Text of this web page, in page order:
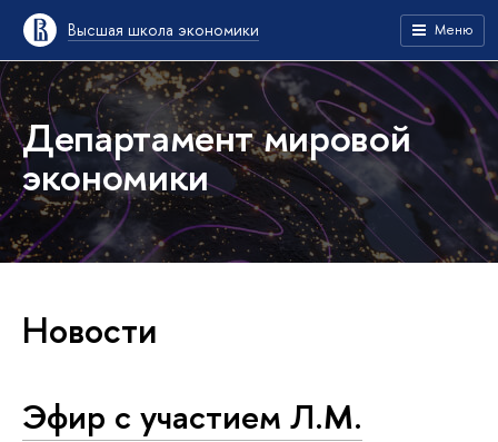
Высшая школа экономики Меню
Департамент мировой
экономики
Новости
Эфир с участием Л.М.